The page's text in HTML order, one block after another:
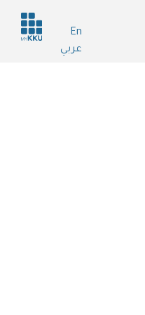
En
عربي
Header
services